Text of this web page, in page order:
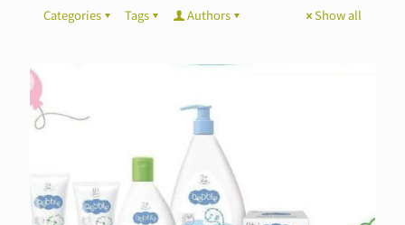
Categories Tags Authors Show all